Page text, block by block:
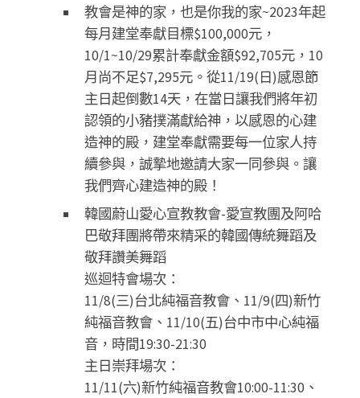
教會是神的家，也是你我的家~2023年起
每月建堂奉獻目標$100,000元，
10/1~10/29累計奉獻金額$92,705元，10
月尚不足$7,295元。從11/19(日)感恩節
主日起倒數14天，在當日讓我們將年初
認領的小豬撲滿獻給神，以感恩的心建
造神的殿，建堂奉獻需要每一位家人持
續參與，誠摯地邀請大家一同參與。讓
我們齊心建造神的殿！
韓國蔚山愛心宣教教會-愛宣教團及阿哈
巴敬拜團將帶來精采的韓國傳統舞蹈及
敬拜讚美舞蹈
巡迴特會場次：
11/8(三)台北純福音教會、11/9(四)新竹
純福音教會、11/10(五)台中市中心純福
音，時間19:30-21:30
主日崇拜場次：
11/11(六)新竹純福音教會10:00-11:30、